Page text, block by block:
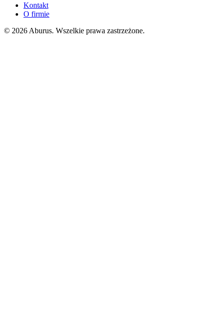
Kontakt
O firmie
© 2026 Aburus. Wszelkie prawa zastrzeżone.